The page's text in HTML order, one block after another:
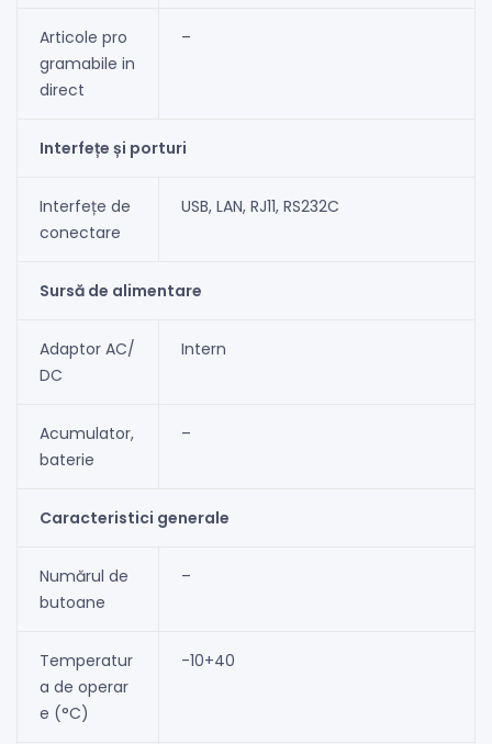
Articole pro
gramabile in
direct
–
Interfețe și porturi
Interfețe de
conectare
USB, LAN, RJ11, RS232C
Sursă de alimentare
Adaptor AC/
DC
Intern
Acumulator,
baterie
–
Caracteristici generale
Numărul de
butoane
–
Temperatur
a de operar
e (°C)
-10+40